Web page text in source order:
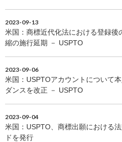
2023-09-13
米国：商標近代化法における登録後
縮の施行延期 － USPTO
2023-09-06
米国：USPTOアカウントについて
ダンスを改正 － USPTO
2023-09-04
米国：USPTO、商標出願における
ドを発行